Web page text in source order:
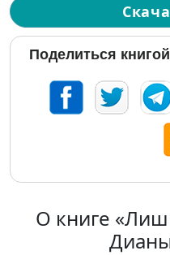
Поделиться
О книге